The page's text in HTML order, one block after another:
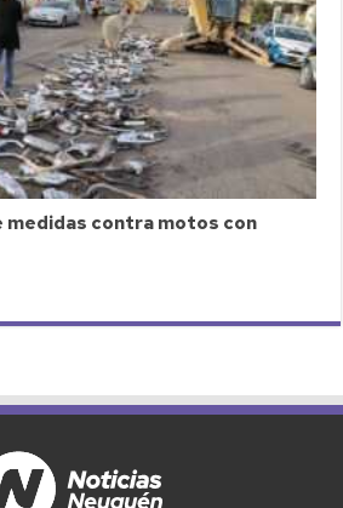
medidas contra motos con